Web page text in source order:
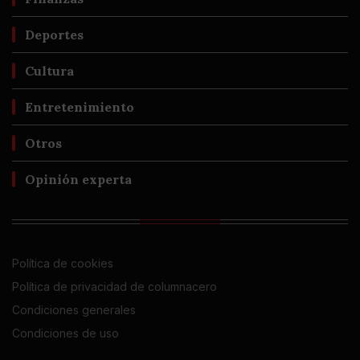
Deportes
Cultura
Entretenimiento
Otros
Opinión experta
Política de cookies
Política de privacidad de columnacero
Condiciones generales
Condiciones de uso